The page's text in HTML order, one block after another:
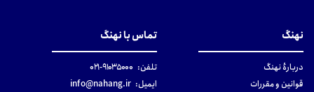
نهنگ
دربارهٔ نهنگ
قوانین و مقررات
تماس با نهنگ
تلفن: ۹۱۰۳۵۰۰۰-۰۲۱
ایمیل: info@nahang.ir